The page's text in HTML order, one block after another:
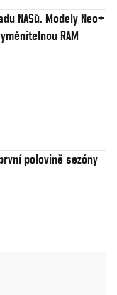
NASů. Modely Neo+
RAM
polovině sezóny